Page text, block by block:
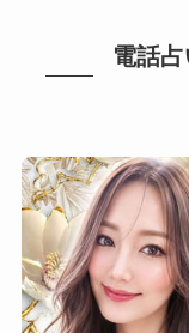
電話